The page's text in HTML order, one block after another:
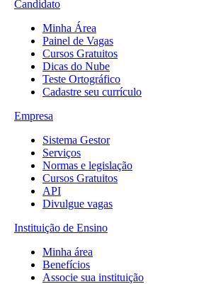
Candidato
Minha Área
Painel de Vagas
Cursos Gratuitos
Dicas do Nube
Teste Ortográfico
Cadastre seu currículo
Empresa
Sistema Gestor
Serviços
Normas e legislação
Cursos Gratuitos
API
Divulgue vagas
Instituição de Ensino
Minha área
Benefícios
Associe sua instituição